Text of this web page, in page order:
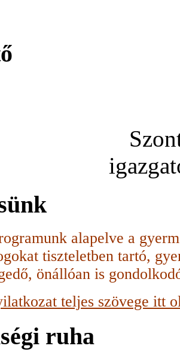
alapelve a
tiszteletben tartó,
önállóan is
teljes szövege itt
ruha